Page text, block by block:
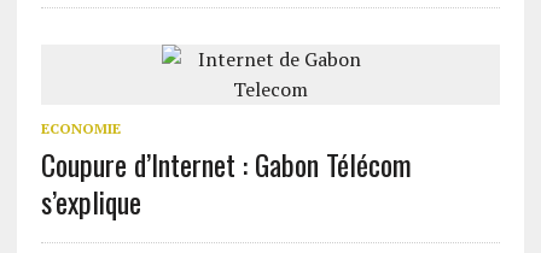
ECONOMIE
Coupure d’Internet : Gabon Télécom
s’explique